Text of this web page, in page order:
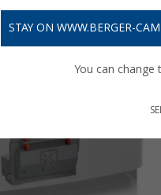
STAY ON WWW.BERGER-
You can change